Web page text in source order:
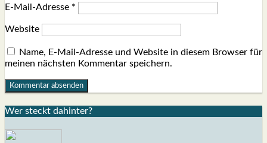
E-Mail-Adresse *
Website
Name, E-Mail-Adresse und Website in diesem Browser für
meinen nächsten Kommentar speichern.
Wer steckt dahin­ter?